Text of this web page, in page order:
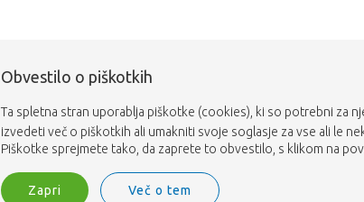
Obvestilo o piškotkih
Ta spletna stran uporablja piškotke (cookies), ki so potrebni za
izvedeti več o piškotkih ali umakniti svoje soglasje za vse ali le
Piškotke sprejmete tako, da zaprete to obvestilo, s klikom na
Zapri Več o tem